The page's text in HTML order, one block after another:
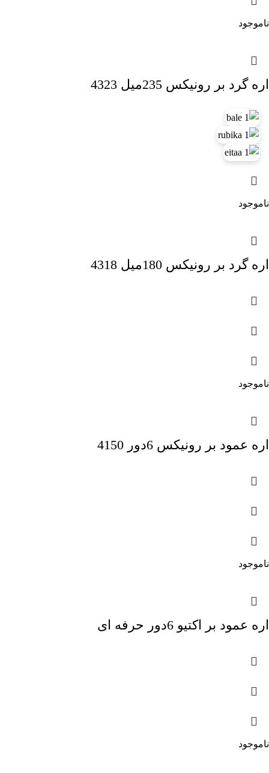
ناموجود
اره گرد بر رونیکس 235میل 4323
ناموجود
اره گرد بر رونیکس 180میل 4318
ناموجود
اره عمود بر رونیکس 6دور 4150
ناموجود
اره عمود بر اکتیو 6دور حرفه ای
ناموجود